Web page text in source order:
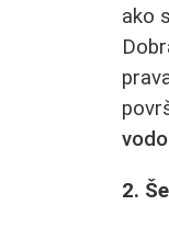
ako
2.